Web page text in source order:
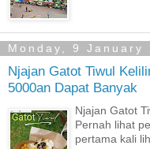
Monday, 9 January
Njajan Gatot Tiwul
5000an Dapat Banyak
Njajan Gatot
Pernah lihat
pertama kali